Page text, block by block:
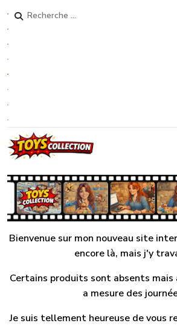
Rechercher
Bienvenue sur mon nouveau site
encore là, mais j'y
Certains produits sont absents mais
a mesure des
Je suis tellement heureuse de vous